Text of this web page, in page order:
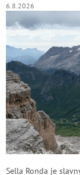
6.8.2026
Sella Ronda je